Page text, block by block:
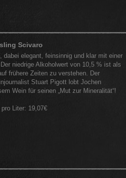
Scivaro
dabei elegant, feinsinnig und klar mit einer
niedrige Alkoholwert von 10,5 % ist als
frühere Zeiten zu verstehen. Der
Stuart Pigott lobt Jochen
Wein für seinen „Mut zur Mineralität“!
Liter: 19,07€